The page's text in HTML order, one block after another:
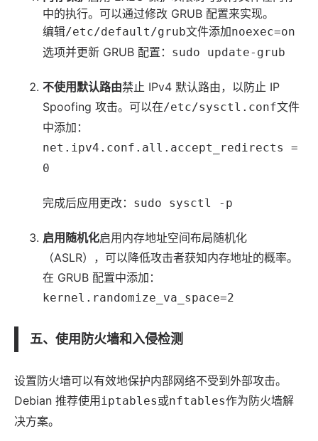
中的执行。可以通过修改 GRUB 配置来实现。
编辑/etc/default/grub文件添加noexec=on
选项并更新 GRUB 配置： sudo update-grub
不使用默认路由禁止 IPv4 默认路由，以防止 IP
Spoofing 攻击。可以在/etc/sysctl.conf文件
中添加：
net.ipv4.conf.all.accept_redirects =
0
完成后应用更改： sudo sysctl -p
启用随机化启用内存地址空间布局随机化
（ASLR），可以降低攻击者获知内存地址的概率。
在 GRUB 配置中添加：
kernel.randomize_va_space=2
五、使用防火墙和入侵检测
设置防火墙可以有效地保护内部网络不受到外部攻击。
Debian 推荐使用 iptables或nftables作为防火墙解
决方案。